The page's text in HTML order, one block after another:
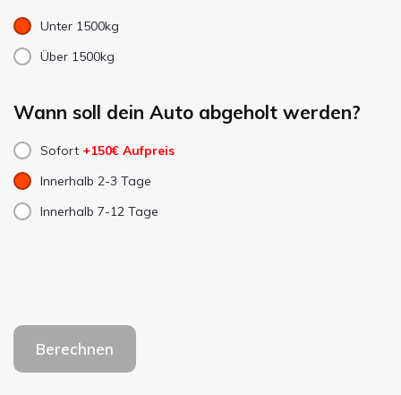
Unter 1500kg
Über 1500kg
Wann soll dein Auto abgeholt werden?
Sofort +150€ Aufpreis
Innerhalb 2-3 Tage
Innerhalb 7-12 Tage
Berechnen